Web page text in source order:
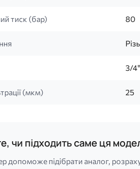
тиск (бар) 80
3/4"
(мкм) 25
чи підходить саме ця
допоможе підібрати аналог,